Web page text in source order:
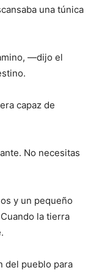
una túnica
—dijo el
capaz de
No necesitas
y un pequeño
la tierra
del pueblo para